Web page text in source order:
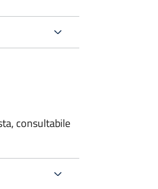
consultabile